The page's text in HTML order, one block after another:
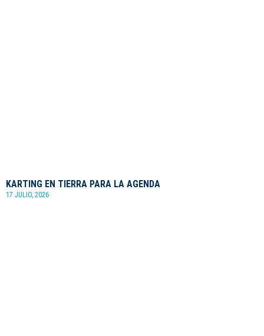
KARTING EN TIERRA PARA LA AGENDA
17 JULIO, 2026